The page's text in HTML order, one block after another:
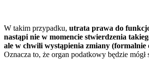
W takim przypadku, utrata prawa do
nastąpi nie w momencie stwierdzenia
ale w chwili wystąpienia zmiany (formalnie
Oznacza to, że organ podatkowy będzie mógł